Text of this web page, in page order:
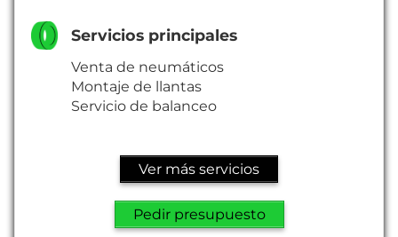
Servicios principales
Venta de neumáticos
Montaje de llantas
Servicio de balanceo
Ver más servicios
Pedir presupuesto